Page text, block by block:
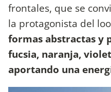
frontales, que se
la protagonista del
formas abstractas y
fucsia, naranja,
aportando una